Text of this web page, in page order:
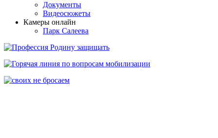
Документы
Видеосюжеты
Камеры онлайн
Парк Салеева